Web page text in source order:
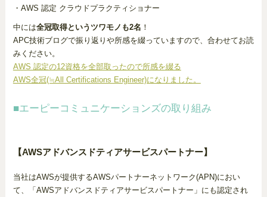
・AWS 認定 クラウドプラクティショナー
中には全冠取得というツワモノも2名 ！
APC技術ブログで振り返りや所感を綴っていますので、合わせてお読
みください。
AWS 認定の12資格を全部取ったので所感を綴る
AWS全冠(≒All Certifications Engineer)になりました。
■エーピーコミュニケーションズの取り組み
【AWSアドバンスドティアサービスパートナー】
当社はAWSが提供するAWSパートナーネットワーク(APN)におい
て、「AWSアドバンスドティアサービスパートナー」にも認定され